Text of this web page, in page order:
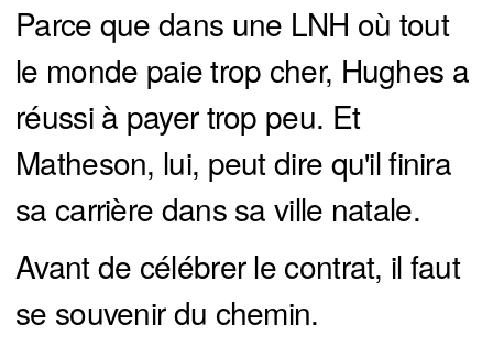
Parce que dans une LNH où tout
le monde paie trop cher, Hughes a
réussi à payer trop peu. Et
Matheson, lui, peut dire qu'il finira
sa carrière dans sa ville natale.
Avant de célébrer le contrat, il faut
se souvenir du chemin.